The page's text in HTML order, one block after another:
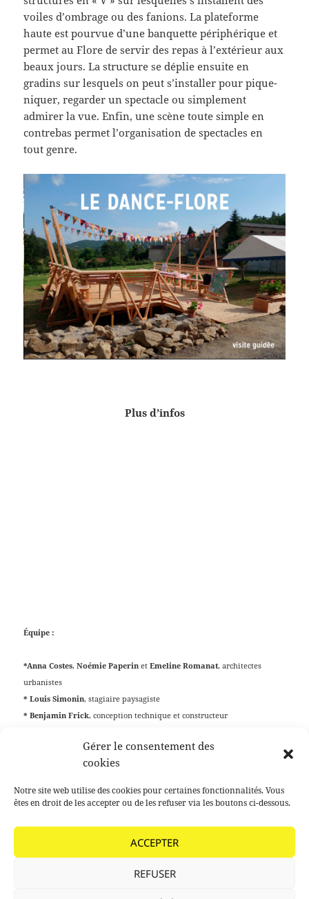
Gérer le consentement des
cookies
Notre site web utilise des cookies pour certaines fonctionnalités. Vous
êtes en droit de les accepter ou de les refuser via les boutons ci-dessous.
ACCEPTER
REFUSER
voiles d’ombrage ou des fanions. La plateforme
haute est pourvue d’une banquette périphérique et
permet au Flore de servir des repas à l’extérieur aux
beaux jours. La structure se déplie ensuite en
gradins sur lesquels on peut s’installer pour pique-
niquer, regarder un spectacle ou simplement
admirer la vue. Enfin, une scène toute simple en
contrebas permet l’organisation de spectacles en
tout genre.
Plus d’infos
Équipe :
*Anna Costes,Noémie Paperin etEmeline Romanat, architectes
urbanistes
* Louis Simonin, stagiaire paysagiste
* Benjamin Frick, conception technique et constructeur
le
clés
Chantier participatif
l’article
PRÉCÉDENT
précédent :
La Mécanique du bourg